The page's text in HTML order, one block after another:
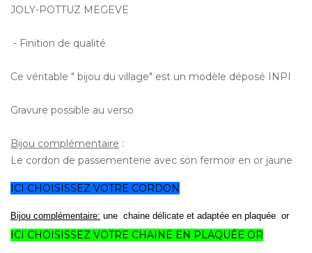
JOLY-POTTUZ MEGEVE
- Finition de qualité
Ce véritable " bijou du village" est un modèle déposé INPI
Gravure possible au verso
Bijou complémentaire :
Le cordon de passementerie avec son fermoir en or jaune
ICI CHOISISSEZ VOTRE CORDON
Bijou complémentaire: une chaine délicate et adaptée en plaquée or
ICI CHOISISSEZ VOTRE CHAINE EN PLAQUÉE OR